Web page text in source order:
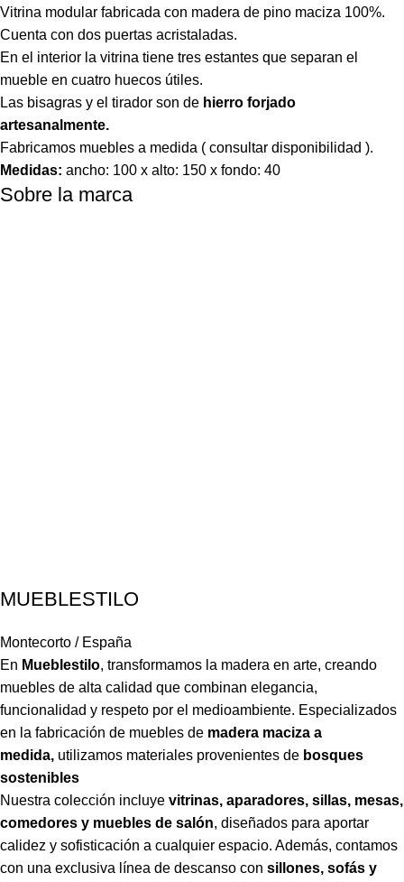
Vitrina modular fabricada con madera de pino maciza 100%.
Cuenta con dos puertas acristaladas.
En el interior la vitrina tiene tres estantes que separan el
mueble en cuatro huecos útiles.
Las bisagras y el tirador son de hierro forjado
artesanalmente.
Fabricamos muebles a medida ( consultar disponibilidad ).
Medidas: ancho: 100 x alto: 150 x fondo: 40
Sobre la marca
MUEBLESTILO
Montecorto / España
En Mueblestilo, transformamos la madera en arte, creando
muebles de alta calidad que combinan elegancia,
funcionalidad y respeto por el medioambiente. Especializados
en la fabricación de muebles de madera maciza a
medida, utilizamos materiales provenientes de bosques
sostenibles
Nuestra colección incluye vitrinas, aparadores, sillas, mesas,
comedores y muebles de salón, diseñados para aportar
calidez y sofisticación a cualquier espacio. Además, contamos
con una exclusiva línea de descanso con sillones, sofás y